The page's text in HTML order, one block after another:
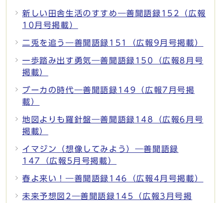
新しい田舎生活のすすめ―善聞語録152（広報
10月号掲載）
二兎を追う―善聞語録151（広報9月号掲載）
一歩踏み出す勇気―善聞語録150（広報8月号
掲載）
ブーカの時代―善聞語録149（広報7月号掲
載）
地図よりも羅針盤―善聞語録148（広報6月号
掲載）
イマジン（想像してみよう）―善聞語録
147（広報5月号掲載）
春よ来い！―善聞語録146（広報4月号掲載）
未来予想図2―善聞語録145（広報3月号掲